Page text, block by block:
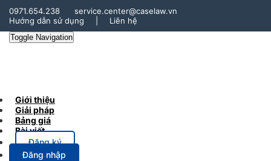
0971.654.238
service.center@caselaw.vn
Hướng dẫn sử dụng
Liên hệ
Toggle Navigation
Giới thiệu
Giải pháp
Bảng giá
Bài viết
Đăng ký
Đăng nhập